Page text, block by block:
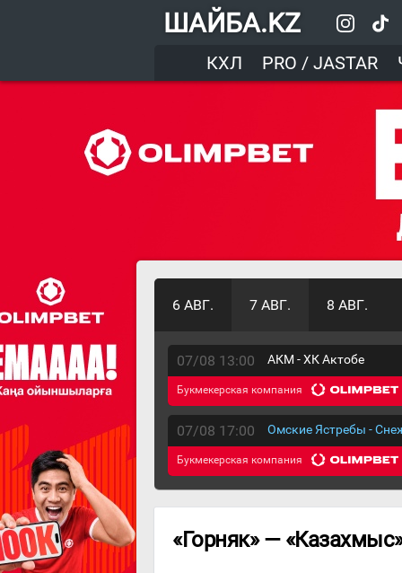
ШАЙБА.KZ
КХЛ
PRO / JASTAR
6 АВГ. 7 АВГ. 8 АВГ.
07/08 13:00 АКМ - ХК Актобе
Букмекерская компания
07/08 17:00 Омские Ястребы -
Букмекерская компания
«Горняк» —